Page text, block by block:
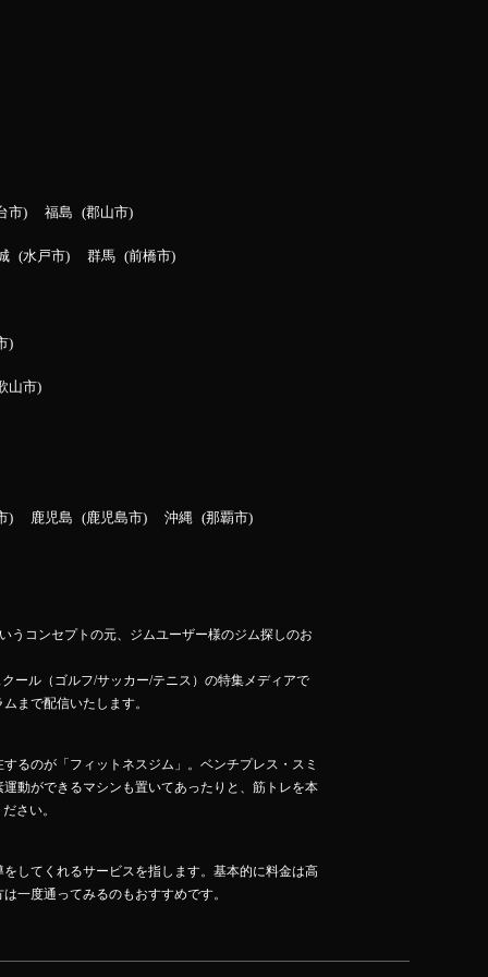
市 福島 郡山市
水戸市 群馬 前橋市
山市
鹿児島 鹿児島市 沖縄 那覇市
うコンセプトの元、ジムユーザー様のジム探しのお
ール（ゴルフ/サッカー/テニス）の特集メディアで
まで配信いたします。
るのが「フィットネスジム」。ベンチプレス・スミ
動ができるマシンも置いてあったりと、筋トレを本
さい。
してくれるサービスを指します。基本的に料金は高
一度通ってみるのもおすすめです。